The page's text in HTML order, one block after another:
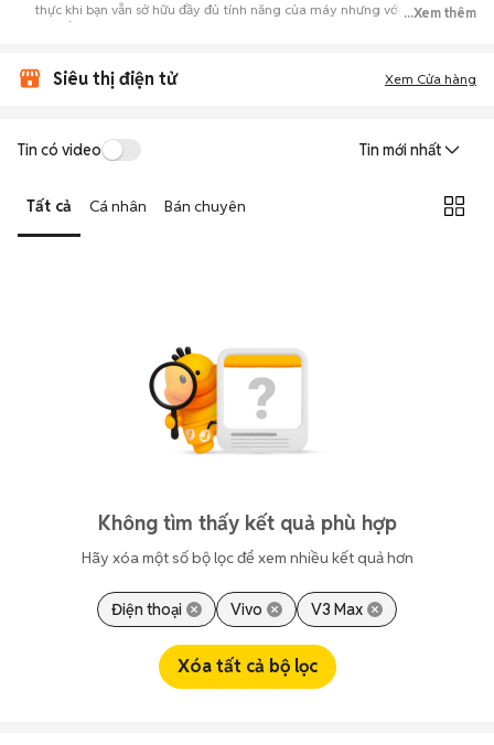
thực khi bạn vẫn sở hữu đầy đủ tính năng của máy nhưng với chi phí đầu
tư thấp hơn máy đập hộp.
ở Toàn quốc, đáp ứng từ nhu cầu cần máy đẹp keng đến máy chỉ cần
hoạt động ổn định.
thận, test loa, camera, wifi... để đảm bảo máy không có lỗi phát sinh.
hai bên trao đổi giá cả linh hoạt và có thể chốt giao dịch ngay trong
ngày.
...Xem thêm
Siêu thị điện tử Xem Cửa hàng
Tin có video Tin mới nhất
Tất cả Cá nhân Bán chuyên
Không tìm thấy kết quả phù hợp
Hãy xóa một số bộ lọc để xem nhiều kết quả hơn
Điện thoại Vivo V3 Max
Xóa tất cả bộ lọc